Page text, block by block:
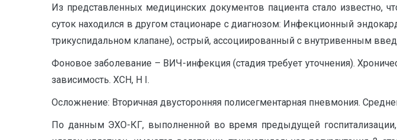
Из представленных медицинских документов пациента стало известно,
суток находился в другом стационаре с диагнозом: Инфекционный
трикуспидальном клапане), острый, ассоциированный с внутривенным
Фоновое заболевание – ВИЧ-инфекция (стадия требует уточнения).
зависимость. ХСН, H I.
Осложнение: Вторичная двусторонняя полисегментарная пневмония.
По данным ЭХО-КГ, выполненной во время предыдущей госпитализации,